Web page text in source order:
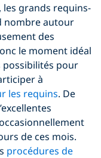
les grands requins-
nombre autour
des
le moment idéal
possibilités pour
à
les requins. De
de ces mois.
procédures de